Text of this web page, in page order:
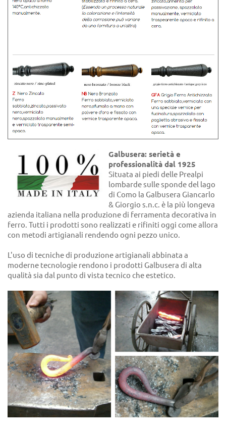
Galbusera: serietà e
professionalità dal 1925
Situata ai piedi delle Prealpi
lombarde sulle sponde del lago
di Como la Galbusera Giancarlo
& Giorgio s.n.c. è la più longeva
azienda italiana nella produzione di ferramenta decorativa in
ferro. Tutti i prodotti sono realizzati e rifiniti oggi come allora
con metodi artigianali rendendo ogni pezzo unico.
L'uso di tecniche di produzione artigianali abbinata a
moderne tecnologie rendono i prodotti Galbusera di alta
qualità sia dal punto di vista tecnico che estetico.